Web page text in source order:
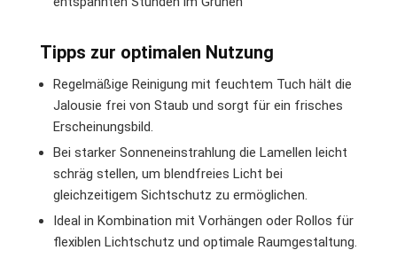
Tipps zur optimalen Nutzung
Regelmäßige Reinigung mit feuchtem Tuch hält die
Jalousie frei von Staub und sorgt für ein frisches
Erscheinungsbild.
Bei starker Sonneneinstrahlung die Lamellen leicht
schräg stellen, um blendfreies Licht bei
gleichzeitigem Sichtschutz zu ermöglichen.
Ideal in Kombination mit Vorhängen oder Rollos für
flexiblen Lichtschutz und optimale Raumgestaltung.